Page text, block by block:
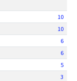
10
10
6
6
5
3